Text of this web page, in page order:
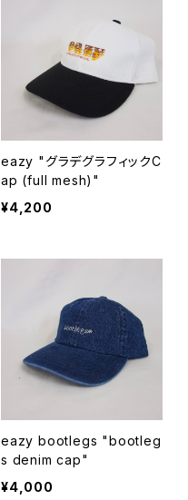
eazy "グラデグラフィックC
ap (full mesh)"
¥4,200
eazy bootlegs "bootleg
s denim cap"
¥4,000